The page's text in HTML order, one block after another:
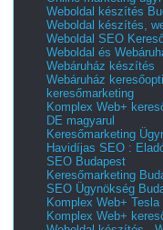
Weboldal készítés
Weboldal készítés,
Weboldal SEO
Weboldal és
Webáruház készítés
Webáruház
keresőmarketing
Komplex Web+
DE magyarul
Keresőmarketing
Havidíjas SEO :
SEO Budapest
Keresőmarketing
SEO Ügynökség
Komplex Web+ Tesla
Komplex Web+